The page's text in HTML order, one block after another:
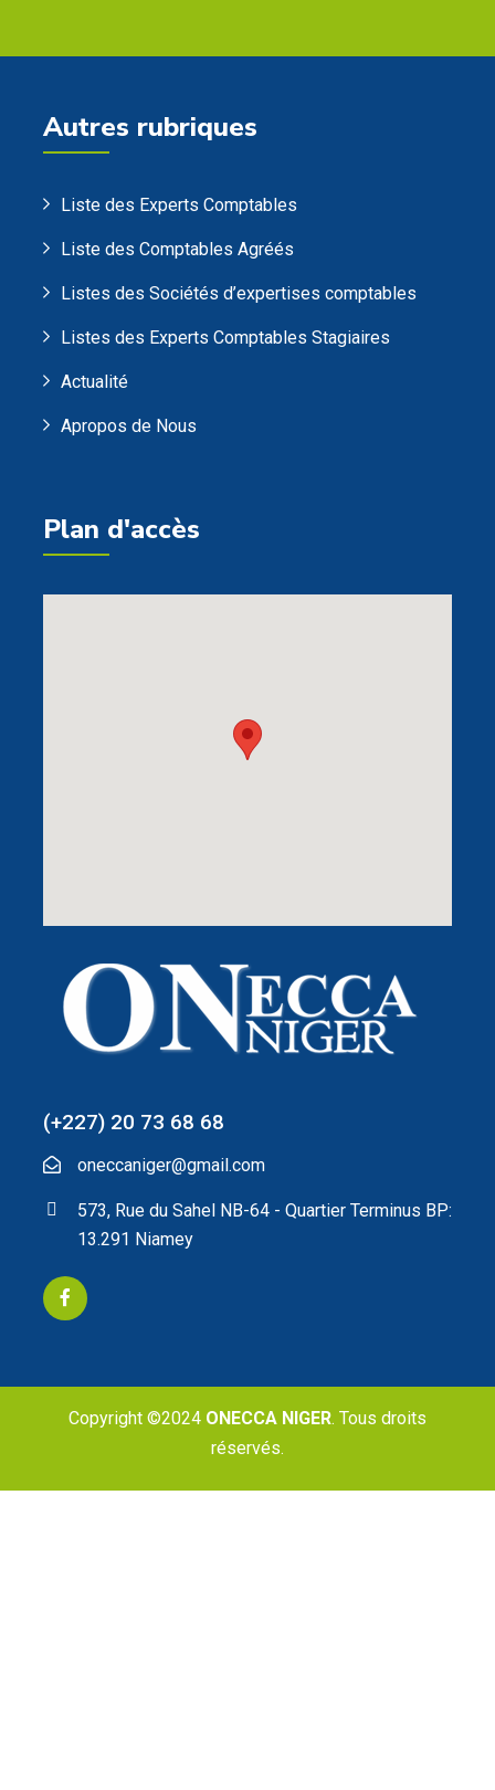
Autres rubriques
Liste des Experts Comptables
Liste des Comptables Agréés
Listes des Sociétés d’expertises comptables
Listes des Experts Comptables Stagiaires
Actualité
Apropos de Nous
Plan d'accès
(+227) 20 73 68 68
oneccaniger@gmail.com
573, Rue du Sahel NB-64 - Quartier Terminus BP:
13.291 Niamey
Copyright ©2024 ONECCA NIGER. Tous droits
réservés.